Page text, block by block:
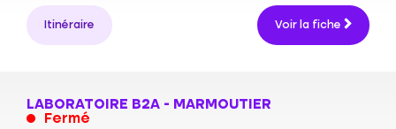
Itinéraire Voir la fiche
LABORATOIRE B2A - MARMOUTIER
Fermé